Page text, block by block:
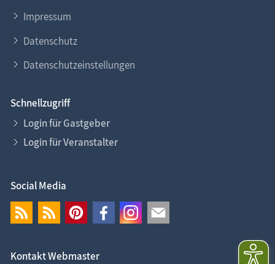
Impressum
Datenschutz
Datenschutzeinstellungen
Schnellzugriff
Login für Gastgeber
Login für Veranstalter
Social Media
Kontakt Webmaster